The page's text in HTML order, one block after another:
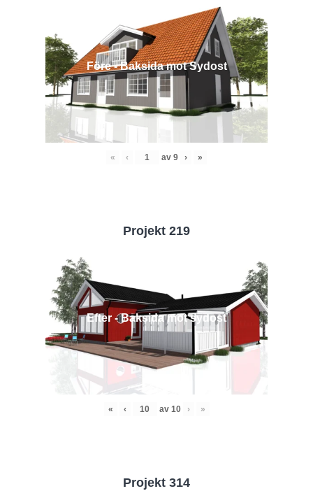
Före - Baksida mot Sydost
« ‹ av 9 › »
Projekt 219
Efter - Baksida mot sydost
« ‹ av 10 › »
Projekt 314